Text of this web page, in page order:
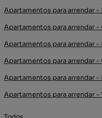
Apartamentos para arrendar -
Apartamentos para arrendar -
Apartamentos para arrendar
Apartamentos para arrendar
Apartamentos para arrendar -
Apartamentos para arrendar -